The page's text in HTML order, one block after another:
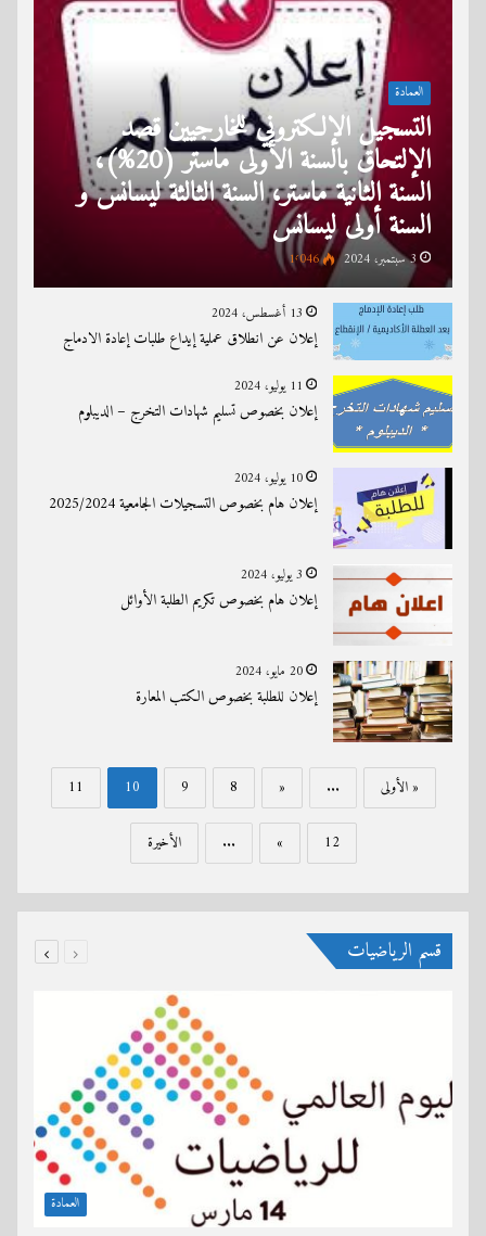
العمادة
التسجيل الإلكتروني للخارجيين قصد
الإلتحاق بالسنة الأولى ماستر (20%)،
السنة الثانية ماستر، السنة الثالثة ليسانس و
السنة أولى ليسانس
3 سبتمبر، 2024 1٬046
13 أغسطس، 2024
إعلان عن انطلاق عملية إيداع طلبات إعادة الادماج
11 يوليو، 2024
إعلان بخصوص تسليم شهادات التخرج – الديبلوم
10 يوليو، 2024
إعلان هام بخصوص التسجيلات الجامعية 2025/2024
3 يوليو، 2024
إعلان هام بخصوص تكريم الطلبة الأوائل
20 مايو، 2024
إعلان للطلبة بخصوص الكتب المعارة
« الأولى ...
«
8
9
10
11
12
»
... الأخيرة
قسم الرياضيات
العمادة